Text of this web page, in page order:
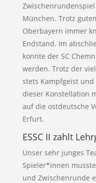
München. Trotz
Oberbayern immer
Endstand. Im
konnte der SC
werden. Trotz der
stets Kampfgeist
dieser Konstellation
auf die ostdeutsche
Erfurt.
ESSC II zahlt
Unser sehr junges
Spieler*innen
und Zwischenrunde